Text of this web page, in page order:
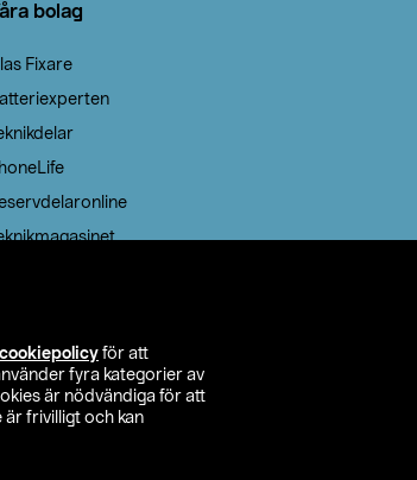
för att
fyra kategorier av
är nödvändiga för att
är frivilligt och kan
bolag
Fixare